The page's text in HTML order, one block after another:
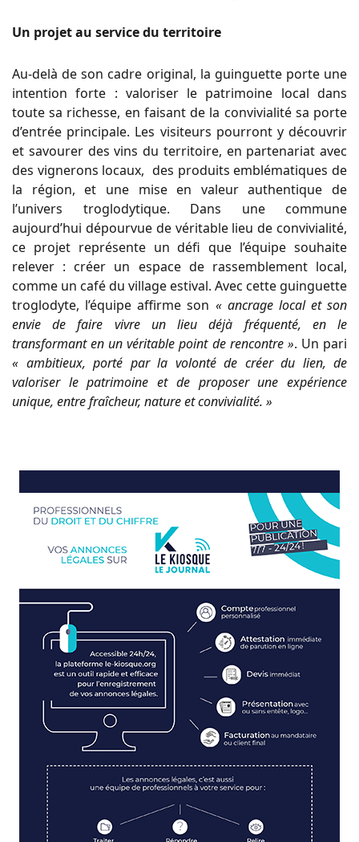
Un projet au service du territoire
Au-delà de son cadre original, la guinguette porte une
intention forte : valoriser le patrimoine local dans
toute sa richesse, en faisant de la convivialité sa porte
d’entrée principale. Les visiteurs pourront y découvrir
et savourer des vins du territoire, en partenariat avec
des vignerons locaux, des produits emblématiques de
la région, et une mise en valeur authentique de
l’univers troglodytique. Dans une commune
aujourd’hui dépourvue de véritable lieu de convivialité,
ce projet représente un défi que l’équipe souhaite
relever : créer un espace de rassemblement local,
comme un café du village estival. Avec cette guinguette
troglodyte, l’équipe affirme son « ancrage local et son
envie de faire vivre un lieu déjà fréquenté, en le
transformant en un véritable point de rencontre ». Un pari
« ambitieux, porté par la volonté de créer du lien, de
valoriser le patrimoine et de proposer une expérience
unique, entre fraîcheur, nature et convivialité. »